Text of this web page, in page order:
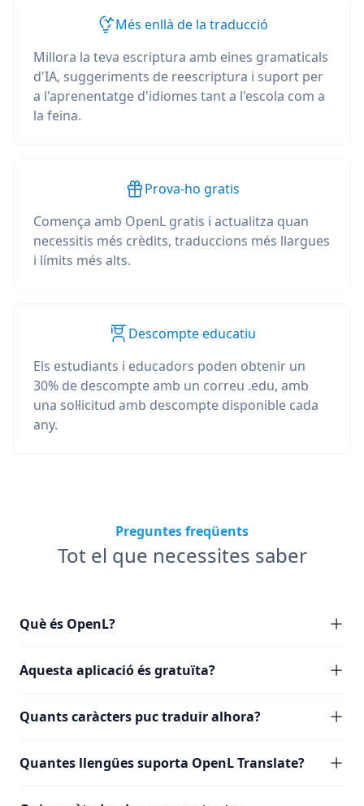
Més enllà de la traducció
Millora la teva escriptura amb eines gramaticals
d'IA, suggeriments de reescriptura i suport per
a l'aprenentatge d'idiomes tant a l'escola com a
la feina.
Prova-ho gratis
Comença amb OpenL gratis i actualitza quan
necessitis més crèdits, traduccions més llargues
i límits més alts.
Descompte educatiu
Els estudiants i educadors poden obtenir un
30% de descompte amb un correu .edu, amb
una sol·licitud amb descompte disponible cada
any.
Preguntes freqüents
Tot el que necessites saber
Què és OpenL?
Aquesta aplicació és gratuïta?
Quants caràcters puc traduir alhora?
Quantes llengües suporta OpenL Translate?